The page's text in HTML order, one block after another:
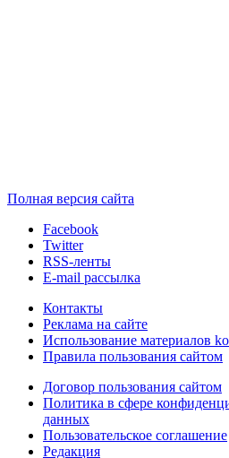
Полная версия сайта
Facebook
Twitter
RSS-ленты
E-mail рассылка
Контакты
Реклама на сайте
Использование материалов
Правила пользования сайтом
Договор пользования сайтом
Политика в сфере
данных
Пользовательское соглашение
Редакция